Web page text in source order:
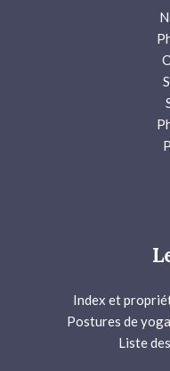
Index et
Postures de
Liste